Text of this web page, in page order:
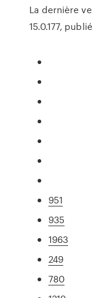
La dernière
15.0.177,
951
935
1963
249
780